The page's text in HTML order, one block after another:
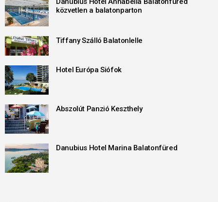
közvetlen a balatonparton
Tiffany Szálló Balatonlelle
Hotel Európa Siófok
Abszolút Panzió Keszthely
Danubius Hotel Marina Balatonfüred